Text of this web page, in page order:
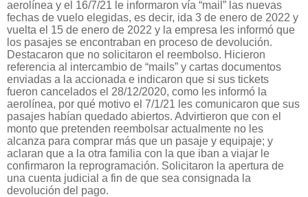
aerolínea y el 16/7/21 le informaron vía “mail” las nuevas
fechas de vuelo elegidas, es decir, ida 3 de enero de 2022 y
vuelta el 15 de enero de 2022 y la empresa les informó que
los pasajes se encontraban en proceso de devolución.
Destacaron que no solicitaron el reembolso. Hicieron
referencia al intercambio de “mails” y cartas documentos
enviadas a la accionada e indicaron que si sus tickets
fueron cancelados el 28/12/2020, como les informó la
aerolínea, por qué motivo el 7/1/21 les comunicaron que sus
pasajes habían quedado abiertos. Advirtieron que con el
monto que pretenden reembolsar actualmente no les
alcanza para comprar más que un pasaje y equipaje; y
aclaran que a la otra familia con la que iban a viajar le
confirmaron la reprogramación. Solicitaron la apertura de
una cuenta judicial a fin de que sea consignada la
devolución del pago.